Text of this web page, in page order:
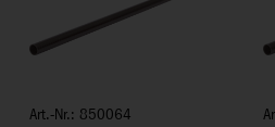
Art.-Nr.: 850064